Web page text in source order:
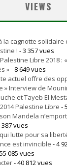
VIEWS
la cagnotte solidaire
! - 3 357 vues
Libre 2018 :
»- 8 649 vues
actuel offre des
» Interview de
et Tayeb El
Palestine Libre -
Mandela
387 vues
lutte pour sa
est invincible - 4
085 vues
- 40 812 vues